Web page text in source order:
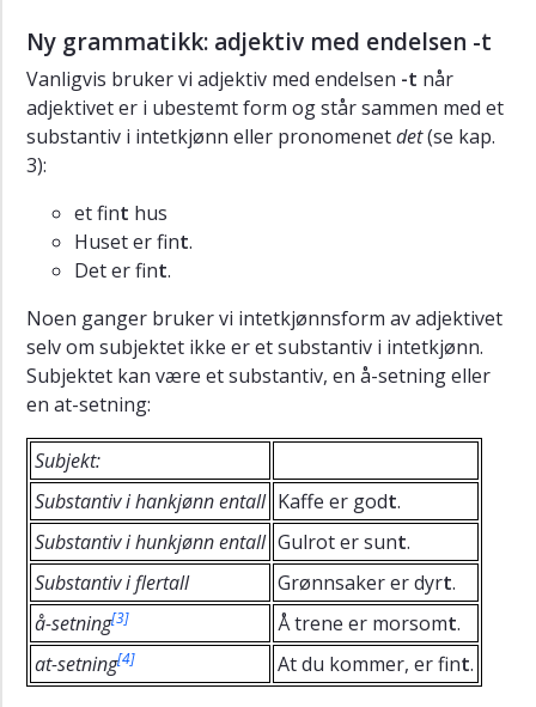
Ny grammatikk: adjektiv med endelsen -t
Vanligvis bruker vi adjektiv med endelsen -t når
adjektivet er i ubestemt form og står sammen med et
substantiv i intetkjønn eller pronomenetdet(se kap.
3):
et fint hus
Huset er fint.
Det er fint.
Noen ganger bruker vi intetkjønnsform av adjektivet
selv om subjektet ikke er et substantiv i intetkjønn.
Subjektet kan være et substantiv, en å-setning eller
en at-setning:
Subjekt:
Substantiv i hankjønn entall Kaffe er godt.
Substantiv i hunkjønn entall Gulrot er sunt.
Substantiv i flertall
Grønnsaker er dyrt.
å-setning[3] Å trene er morsomt.
at-setning[4] At du kommer, er fint.